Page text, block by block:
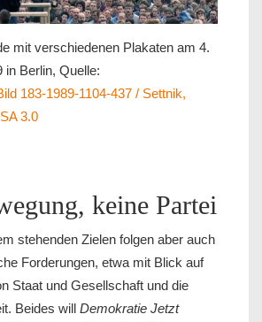
mit verschiedenen Plakaten am 4.
in Berlin, Quelle:
183-1989-1104-437 / Settnik,
3.0
keine Partei
stehenden Zielen folgen aber auch
Forderungen, etwa mit Blick auf
Staat und Gesellschaft und die
Beides will Demokratie Jetzt